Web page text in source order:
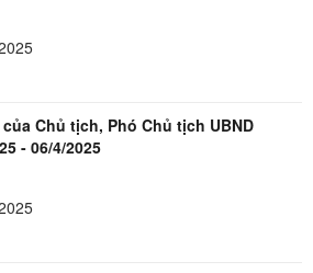
Chủ tịch, Phó Chủ tịch UBND
- 06/4/2025